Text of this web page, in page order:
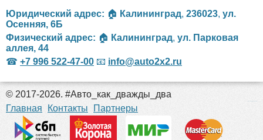
Юридический адрес: 🏠 Калининград, 236023, ул.
Осенняя, 6Б
Физический адрес: 🏠 Калининград, ул. Парковая
аллея, 44
☎ +7 996 522-47-00 📧 info@auto2x2.ru
© 2017-2026. #Авто_как_дважды_два
Главная
Контакты Партнеры